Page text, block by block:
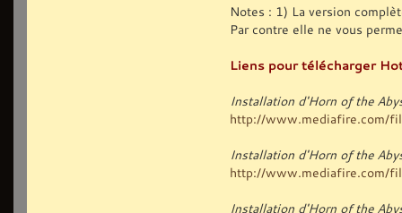
Notes : 1) La version
Par contre elle ne vous
Liens pour télécharger
Installation d'Horn of the
http://www.mediafire.com/
Installation d'Horn of the
http://www.mediafire.com/
Installation d'Horn of the